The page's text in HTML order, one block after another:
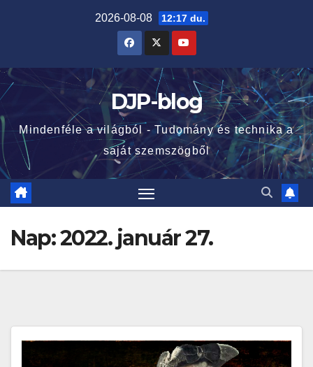
2026-08-08 12:17 du.
DJP-blog
Mindenféle a világból - Tudomány és technika a
saját szemszögből
Nap:2022. január 27.